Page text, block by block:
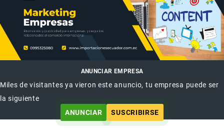
ANUNCIAR EMPRESA
Miles de visitantes ya vieron este anuncio, tu empresa puede ser
la siguiente
ANUNCIAR
SUSCRIBIRSE